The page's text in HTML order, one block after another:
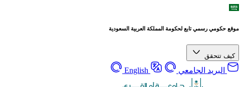
موقع حكومي رسمي تابع لحكومة المملكة العربية السعودية
كيف تتحقق
البريد الجامعي English